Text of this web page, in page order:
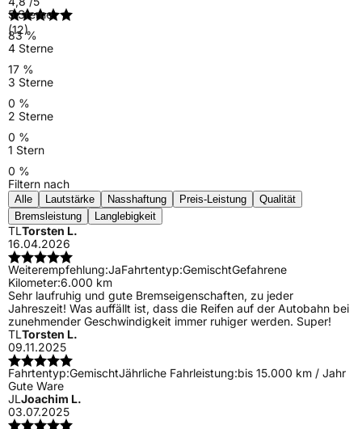
(12)
5 Sterne
83 %
4 Sterne
17 %
3 Sterne
0 %
2 Sterne
0 %
1 Stern
0 %
Filtern nach
Alle Lautstärke Nasshaftung Preis-Leistung
Qualität
Bremsleistung
Langlebigkeit
TLTorsten L.
16.04.2026
Weiterempfehlung:JaFahrtentyp:GemischtGefahrene
Kilometer:6.000 km
Sehr laufruhig und gute Bremseigenschaften, zu jeder
Jahreszeit! Was auffällt ist, dass die Reifen auf der Autobahn bei
zunehmender Geschwindigkeit immer ruhiger werden. Super!
TLTorsten L.
09.11.2025
Fahrtentyp:GemischtJährliche Fahrleistung:bis 15.000 km / Jahr
Gute Ware
JLJoachim L.
03.07.2025